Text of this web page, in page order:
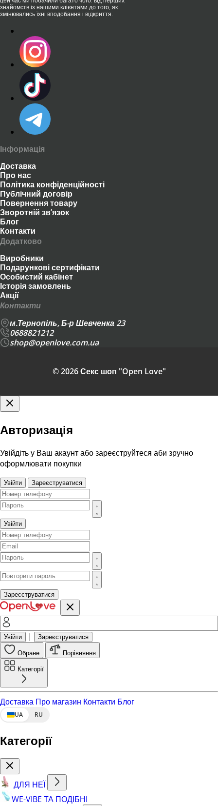
знайомств із нашими клієнтами до того, як
змінювались їхні вподобання і відкриття.
Інформація
Доставка
Про нас
Політика конфіденційності
Публічний договір
Повернення товару
Зворотній зв’язок
Блог
Контакти
Додатково
Виробники
Подарункові сертифікати
Особистий кабінет
Історія замовлень
Акції
Контакти
м.Тернопіль, Б-р Шевченка 23
0688821212
shop@openlove.com.ua
© 2026 Секс шоп "Open Love"
Авторизація
Увійдіть у Ваш акаунт або зареєструйтеся аби зручно
оформлювати покупки
Увійти Зареєструватися
Увійти
Зареєструватися
Увійти | Зареєструватися
Обране Порівняння
Категорії
Доставка Про магазин Контакти Блог
UA RU
Категорії
ДЛЯ НЕЇ
WE-VIBE ТА ПОДІБНІ